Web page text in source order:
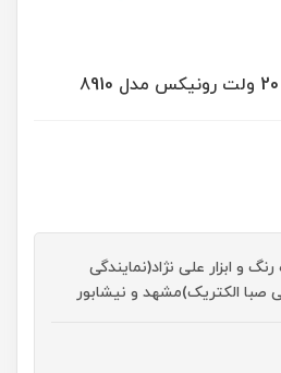
و ابزار علی نژاد(نمایندگی
صبا الکتریک)مشهد و نیشابور